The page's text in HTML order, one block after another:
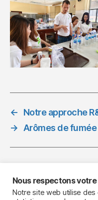
←
Notre approche
→ Arômes de fumée
Nous respectons votre
Notre site web utilise